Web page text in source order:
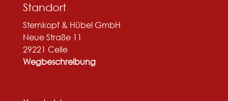
Standort
Sternkopf & Hübel GmbH
Neue Straße 11
29221 Celle
Wegbeschreibung